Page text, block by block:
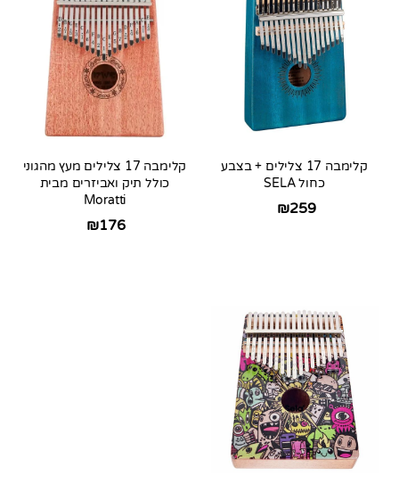
קלימבה 17 צלילים + בצבע
כחול SELA
₪259
קלימבה 17 צלילים מעץ מהגוני
כולל תיק ואביזרים מבית
Moratti
₪176